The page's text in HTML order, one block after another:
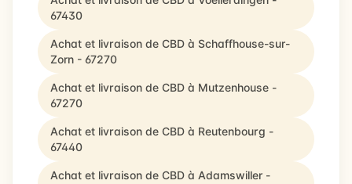
67430
Achat et livraison de CBD à Schaffhouse-sur-
Zorn - 67270
Achat et livraison de CBD à Mutzenhouse -
67270
Achat et livraison de CBD à Reutenbourg -
67440
Achat et livraison de CBD à Adamswiller -